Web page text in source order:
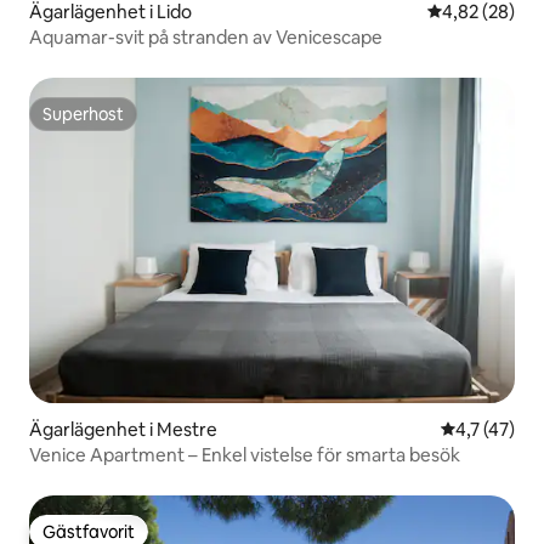
Ägarlägenhet i Lido 4,82 av 5 i
4,82 (28)
Aquamar-svit på stranden av Venicescape
Superhost
Superhost
Ägarlägenhet i Mestre 4,7 av 5 i
4,7 (47)
Venice Apartment – Enkel vistelse för smarta besök
Gästfavorit